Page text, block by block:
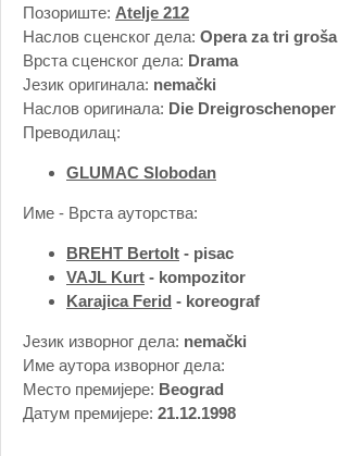
Позориште: Atelje 212
Наслов сценског дела: Opera za tri groša
Врста сценског дела: Drama
Језик оригинала: nemački
Наслов оригинала: Die Dreigroschenoper
Преводилац:
GLUMAC Slobodan
Име - Врста ауторства:
BREHT Bertolt - pisac
VAJL Kurt - kompozitor
Karajica Ferid - koreograf
Језик изворног дела: nemački
Име аутора изворног дела:
Место премијере: Beograd
Датум премијере: 21.12.1998